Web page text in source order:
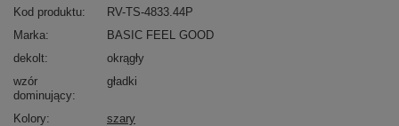
Kod produktu
RV-TS-4833.44P
Marka
BASIC FEEL GOOD
dekolt
okrągły
wzór
dominujący
gładki
Kolory
szary